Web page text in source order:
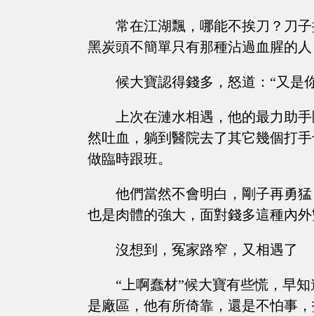
常在江湖飄，哪能不挨刀？刀
黑炭頭不簡單只有那種沾過血腥的
候大寶認得錢多，怒道：“又是
上次在漣水相遇，他的最力助
然吐血，躺到醫院去了其它幾個打
做臨時跟班。
他們當然不會明白，剛子再勇
也是肉體的強大，面對錢多這種內
沒想到，冤家路窄，又相遇了
“上啊蠢材”候大寶有些慌，早
是廠區，他有所倚靠，還是不怕事